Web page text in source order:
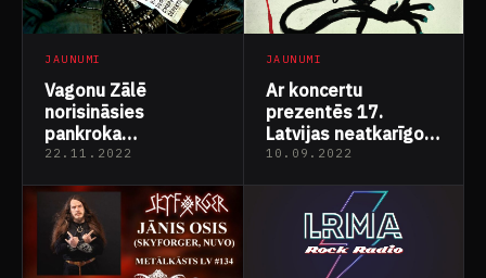
JAUNUMI
Vagonu Zālē
norisināsies
pankroka
lielkoncerts
VAGONOS”
22.11.2022
JAUNUMI
Ar koncertu
prezentēs 17.
Latvijas neatkarīgo
grupu izlasi
10.09.2022